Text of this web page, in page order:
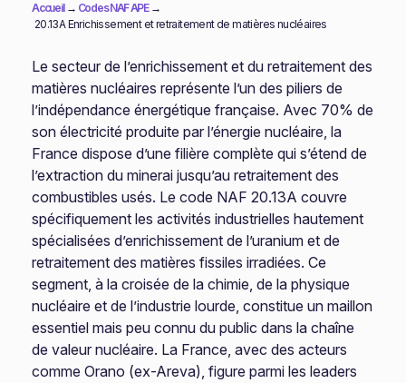
Accueil→ Codes NAF APE→
20.13A Enrichissement et retraitement de matières nucléaires
Le secteur de l’enrichissement et du retraitement des
matières nucléaires représente l’un des piliers de
l’indépendance énergétique française. Avec 70% de
son électricité produite par l’énergie nucléaire, la
France dispose d’une filière complète qui s’étend de
l’extraction du minerai jusqu’au retraitement des
combustibles usés. Le code NAF 20.13A couvre
spécifiquement les activités industrielles hautement
spécialisées d’enrichissement de l’uranium et de
retraitement des matières fissiles irradiées. Ce
segment, à la croisée de la chimie, de la physique
nucléaire et de l’industrie lourde, constitue un maillon
essentiel mais peu connu du public dans la chaîne
de valeur nucléaire. La France, avec des acteurs
comme Orano (ex-Areva), figure parmi les leaders